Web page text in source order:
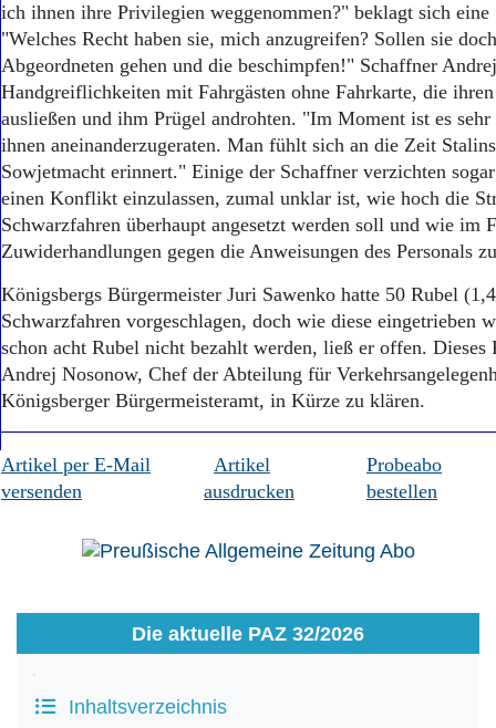
ich ihnen ihre Privilegien weggenommen?" beklagt sich
"Welches Recht haben sie, mich anzugreifen? Sollen sie
Abgeordneten gehen und die beschimpfen!" Schaffner
Handgreiflichkeiten mit Fahrgästen ohne Fahrkarte, die
ausließen und ihm Prügel androhten. "Im Moment ist es
ihnen aneinanderzugeraten. Man fühlt sich an die Zeit
Sowjetmacht erinnert." Einige der Schaffner verzichten
einen Konflikt einzulassen, zumal unklar ist, wie hoch die
Schwarzfahren überhaupt angesetzt werden soll und wie im
Zuwiderhandlungen gegen die Anweisungen des Personals
Königsbergs Bürgermeister Juri Sawenko hatte 50 Rubel
Schwarzfahren vorgeschlagen, doch wie diese eingetrieben
schon acht Rubel nicht bezahlt werden, ließ er offen. Dieses
Andrej Nosonow, Chef der Abteilung für
Königsberger Bürgermeisteramt, in Kürze zu klären.
Artikel per E-Mail
versenden
Artikel
ausdrucken
Probeabo
bestellen
Die aktuelle PAZ 32/2026
Inhaltsverzeichnis